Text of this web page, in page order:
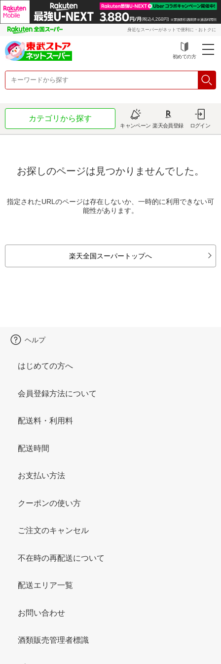
身近なスーパーがネットで便利に・おトクに
初めての方
カテゴリから探す
キャンペーン 楽天会員登録 ログイン
お探しのページは見つかりませんでした。
指定されたURLのページは存在しないか、一時的に利用できない可
能性があります。
楽天全国スーパートップへ
ヘルプ
はじめての方へ
会員登録方法について
配送料・利用料
配送時間
お支払い方法
クーポンの使い方
ご注文のキャンセル
不在時の再配送について
配送エリア一覧
お問い合わせ
酒類販売管理者標識